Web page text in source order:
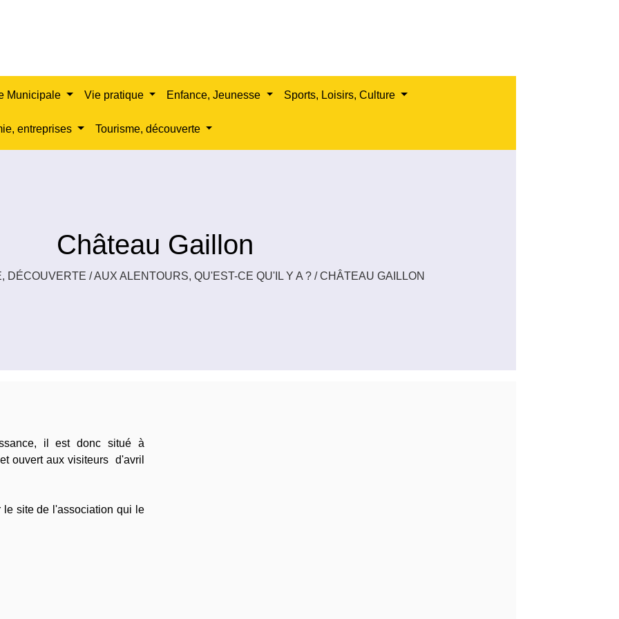
Municipale Vie pratique Enfance, Jeunesse Sports, Loisirs, Culture
entreprises Tourisme, découverte
Château Gaillon
DÉCOUVERTE /AUX ALENTOURS, QU'EST-CE QU'IL Y A ? /CHÂTEAU GAILLON
il est donc situé à
ouvert aux visiteurs d'avril
le site de l'association qui le